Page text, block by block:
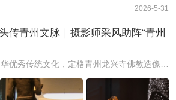
2026-5-31
传青州文脉｜摄影师采风助阵“青州